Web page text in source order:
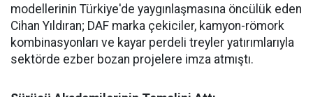
modellerinin Türkiye'de yaygınlaşmasına öncülük eden
Cihan Yıldıran; DAF marka çekiciler, kamyon-römork
kombinasyonları ve kayar perdeli treyler yatırımlarıyla
sektörde ezber bozan projelere imza atmıştı.